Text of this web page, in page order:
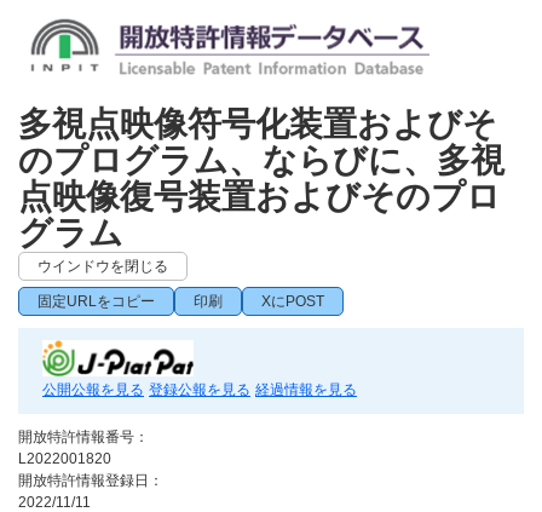
多視点映像符号化装置およびそ
のプログラム、ならびに、多視
点映像復号装置およびそのプロ
グラム
ウインドウを閉じる
固定URLをコピー 印刷 XにPOST
公開公報を見る 登録公報を見る 経過情報を見る
開放特許情報番号：
L2022001820
開放特許情報登録日：
2022/11/11